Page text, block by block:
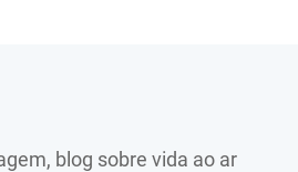
blog sobre vida ao ar